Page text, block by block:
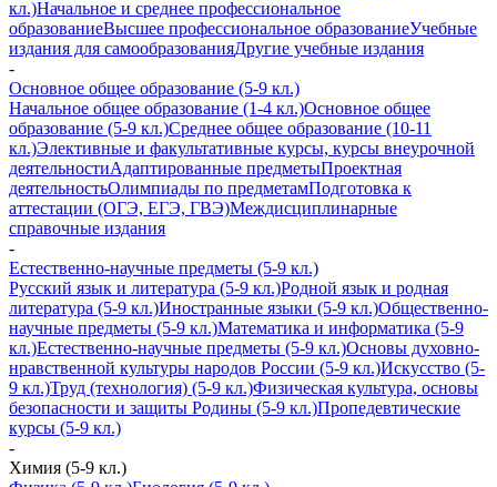
кл.)Начальное и среднее профессиональное
образованиеВысшее профессиональное образованиеУчебные
издания для самообразованияДругие учебные издания
-
Основное общее образование (5-9 кл.)
Начальное общее образование (1-4 кл.)Основное общее
образование (5-9 кл.)Среднее общее образование (10-11
кл.)Элективные и факультативные курсы, курсы внеурочной
деятельностиАдаптированные предметыПроектная
деятельностьОлимпиады по предметамПодготовка к
аттестации (ОГЭ, ЕГЭ, ГВЭ)Междисциплинарные
справочные издания
-
Естественно-научные предметы (5-9 кл.)
Русский язык и литература (5-9 кл.)Родной язык и родная
литература (5-9 кл.)Иностранные языки (5-9 кл.)Общественно-
научные предметы (5-9 кл.)Математика и информатика (5-9
кл.)Естественно-научные предметы (5-9 кл.)Основы духовно-
нравственной культуры народов России (5-9 кл.)Искусство (5-
9 кл.)Труд (технология) (5-9 кл.)Физическая культура, основы
безопасности и защиты Родины (5-9 кл.)Пропедевтические
курсы (5-9 кл.)
-
Химия (5-9 кл.)